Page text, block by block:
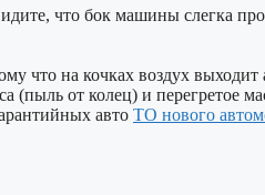
что бок машины слегка
на кочках воздух выходит
(пыль от колец) и перегретое
авто ТО нового